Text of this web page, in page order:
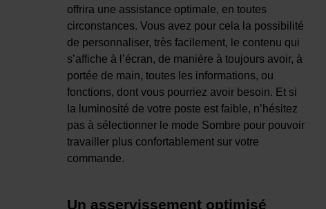
offrira une assistance optimale, en toutes
circonstances. Vous avez pour cela la possibilité
de personnaliser, très facilement, le contenu qui
s’affiche à l’écran, de manière à toujours avoir, à
portée de main, toutes les informations, ou
fonctions, dont vous pourriez avoir besoin. Et si
la luminosité de votre poste est faible, n’hésitez
pas à sélectionner le mode Sombre pour pouvoir
travailler plus confortablement sur votre
commande.
Un asservissement optimisé